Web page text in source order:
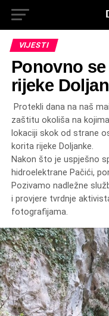
VIJESTI
Ponovno
rijeke
Protekli dana na naš
zaštitu okoliša na
lokaciji skok od strane
korita rijeke Doljanke.
Nakon što je uspješno
hidroelektrane Pačići,
Pozivamo nadležne
i provjere tvrdnje
fotografijama.